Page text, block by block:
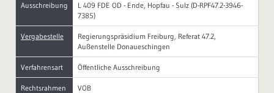
Ausschreibung
L 409 FDE OD - Ende, Hopfau - Sulz (D-RPF47.2-3946-
7385)
Vergabestelle
Regierungspräsidium Freiburg, Referat 47.2,
Außenstelle Donaueschingen
Verfahrensart Öffentliche Ausschreibung
Rechtsrahmen VOB